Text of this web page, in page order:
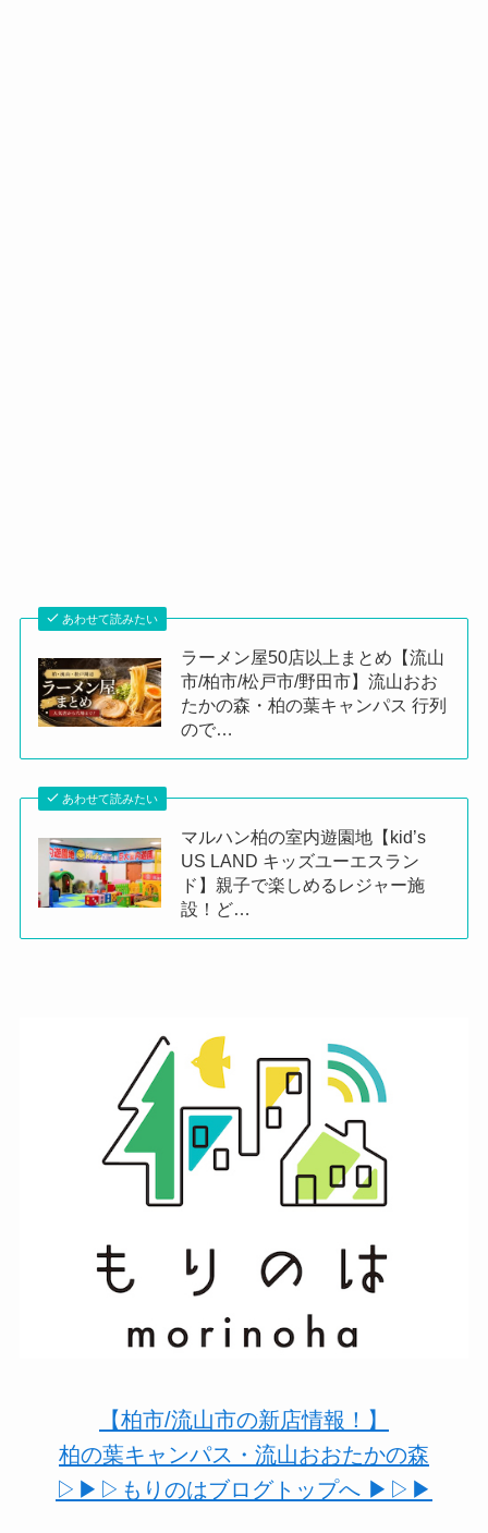
あわせて読みたい
ラーメン屋50店以上まとめ【流山
市/柏市/松戸市/野田市】流山おお
たかの森・柏の葉キャンパス 行列
ので…
あわせて読みたい
マルハン柏の室内遊園地【kid’s
US LAND キッズユーエスラン
ド】親子で楽しめるレジャー施
設！ど…
【柏市/流山市の新店情報！】
柏の葉キャンパス・流山おおたかの森
▷▶︎▷もりのはブログトップへ ▶︎▷▶︎